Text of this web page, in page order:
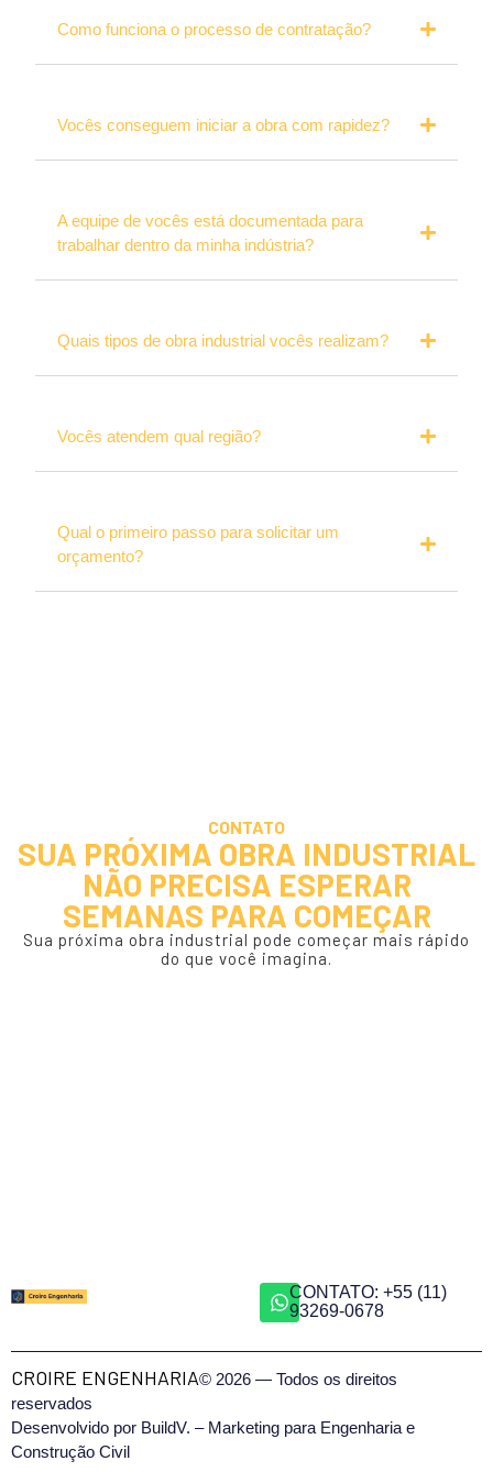
Como funciona o processo de contratação?
Vocês conseguem iniciar a obra com rapidez?
A equipe de vocês está documentada para
trabalhar dentro da minha indústria?
Quais tipos de obra industrial vocês realizam?
Vocês atendem qual região?
Qual o primeiro passo para solicitar um
orçamento?
CONTATO
SUA PRÓXIMA OBRA INDUSTRIAL
NÃO PRECISA ESPERAR
SEMANAS PARA COMEÇAR
Sua próxima obra industrial pode começar mais rápido
do que você imagina.
CONTATO: +55 (11)
93269-0678
CROIRE ENGENHARIA© 2026 — Todos os direitos
reservados
Desenvolvido por BuildV. – Marketing para Engenharia e
Construção Civil